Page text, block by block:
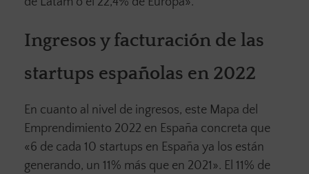
Ingresos y facturación de las
startups españolas en 2022
En cuanto al nivel de ingresos, este Mapa del
Emprendimiento 2022 en España concreta que
«6 de cada 10 startups en España ya los están
generando, un 11% más que en 2021». El 11% de